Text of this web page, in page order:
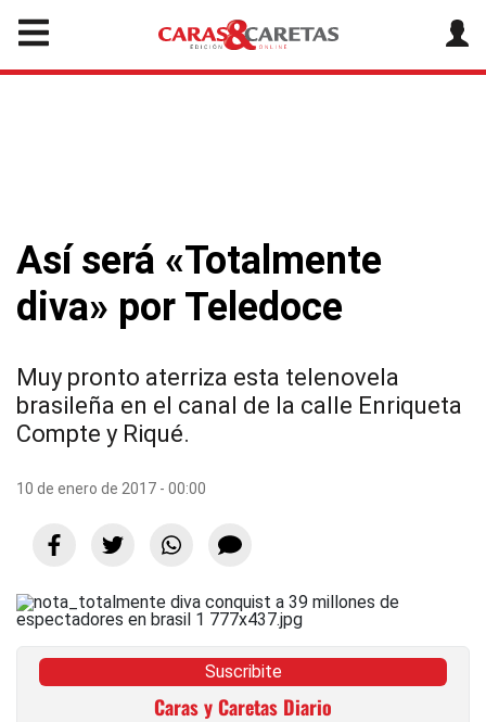
Así será «Totalmente
diva» por Teledoce
Muy pronto aterriza esta telenovela
brasileña en el canal de la calle Enriqueta
Compte y Riqué.
10 de enero de 2017 - 00:00
Suscribite
Caras y Caretas Diario